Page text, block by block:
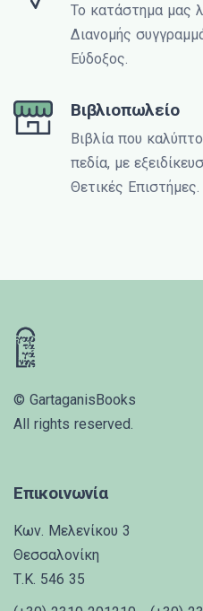
Το κατάστημα μας
Διανομής
Εύδοξος.
Βιβλιοπωλείο
Βιβλία που
πεδία, με
Θετικές Επιστήμες.
© GartaganisBooks
All rights reserved.
Επικοινωνία
Κων. Μελενίκου 3
Θεσσαλονίκη
Τ.Κ. 546 35